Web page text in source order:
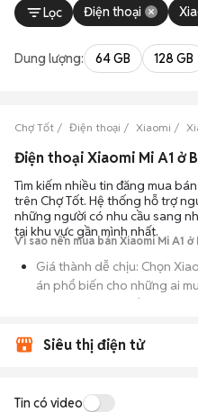
Lọc Điện thoại
Dung lượng: 64 GB 128 GB
Chợ Tốt Điện thoại Xiaomi
Điện thoại Xiaomi Mi A1 ở
Tìm kiếm nhiều tin đăng mua bán
trên Chợ Tốt. Hệ thống hỗ trợ
những người có nhu cầu sang
tại khu vực gần mình nhất.
Vì sao nên mua bán Xiaomi Mi A1
Giá thành dễ chịu: Chọn
án phổ biến cho những ai
nhưng không muốn chi trả
người dùng cá nhân thanh
An tâm kiểm tra máy: Cơ
Siêu thị điện tử
Tin có video